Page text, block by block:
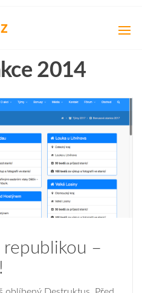
2014
republikou –